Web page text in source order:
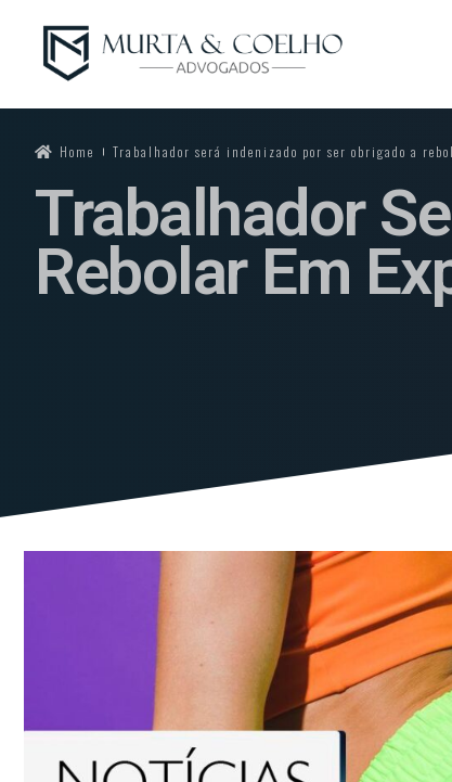
Home Trabalhador será indenizado por ser obrigado a
Trabalhador
Rebolar Em